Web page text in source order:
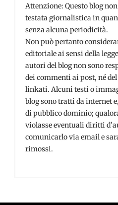
Attenzione: Questo blog
testata giornalistica in
senza alcuna periodicità.
Non può pertanto
editoriale ai sensi della
autori del blog non sono
dei commenti ai post, né
linkati. Alcuni testi o
blog sono tratti da internet
di pubblico dominio;
violasse eventuali diritti
comunicarlo via email e
rimossi.